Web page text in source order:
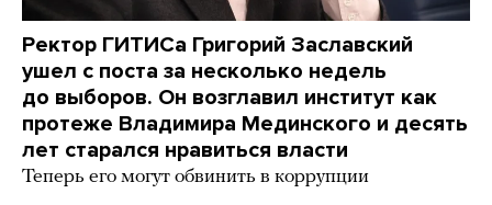
Ректор ГИТИСа Григорий Заславский
ушел с поста за несколько недель
до выборов. Он возглавил институт как
протеже Владимира Мединского и десять
лет старался нравиться власти
Теперь его могут обвинить в коррупции